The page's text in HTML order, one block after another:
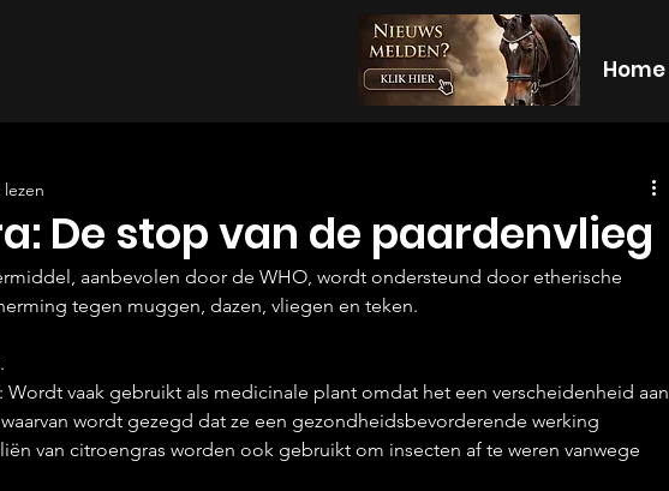
Home
De stop van de paardenvlieg
aanbevolen door de WHO, wordt ondersteund door etherische
tegen muggen, dazen, vliegen en teken.
Wordt vaak gebruikt als medicinale plant omdat het een verscheidenheid aan
wordt gezegd dat ze een gezondheidsbevorderende werking
van citroengras worden ook gebruikt om insecten af te weren vanwege